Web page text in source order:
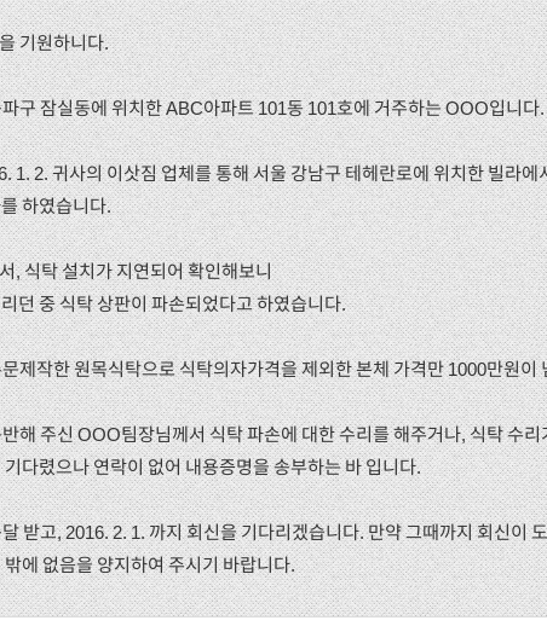
기원하니다.
구 잠실동에 위치한 ABC아파트 101동 101호에 거주하는 OOO입니다.
1. 2. 귀사의 이삿짐 업체를 통해 서울 강남구 테헤란로에 위치한 빌라에
하였습니다.
, 식탁 설치가 지연되어 확인해보니
던 중 식탁 상판이 파손되었다고 하였습니다.
제작한 원목식탁으로 식탁의자가격을 제외한 본체 가격만 1000만원이
해 주신 OOO팀장님께서 식탁 파손에 대한 수리를 해주거나, 식탁 수
다렸으나 연락이 없어 내용증명을 송부하는 바 입니다.
받고, 2016. 2. 1. 까지 회신을 기다리겠습니다. 만약 그때까지 회신이
에 없음을 양지하여 주시기 바랍니다.